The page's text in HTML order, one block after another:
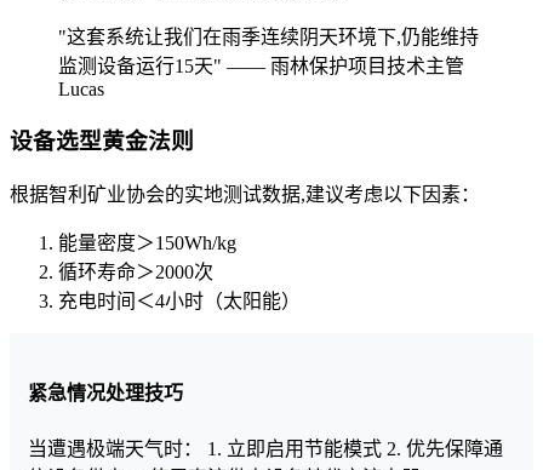
"这套系统让我们在雨季连续阴天环境下,仍能维持
监测设备运行15天" —— 雨林保护项目技术主管
Lucas
设备选型黄金法则
根据智利矿业协会的实地测试数据,建议考虑以下因素：
能量密度＞150Wh/kg
循环寿命＞2000次
充电时间＜4小时（太阳能）
紧急情况处理技巧
当遭遇极端天气时： 1. 立即启用节能模式 2. 优先保障通